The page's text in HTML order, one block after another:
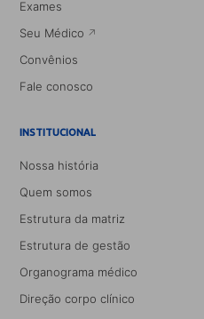
Exames
Seu Médico
Convênios
Fale conosco
INSTITUCIONAL
Nossa história
Quem somos
Estrutura da matriz
Estrutura de gestão
Organograma médico
Direção corpo clínico